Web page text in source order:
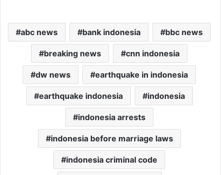
abc news bank indonesia bbc news
breaking news cnn indonesia
dw news earthquake in indonesia
earthquake indonesia indonesia
indonesia arrests
indonesia before marriage laws
indonesia criminal code